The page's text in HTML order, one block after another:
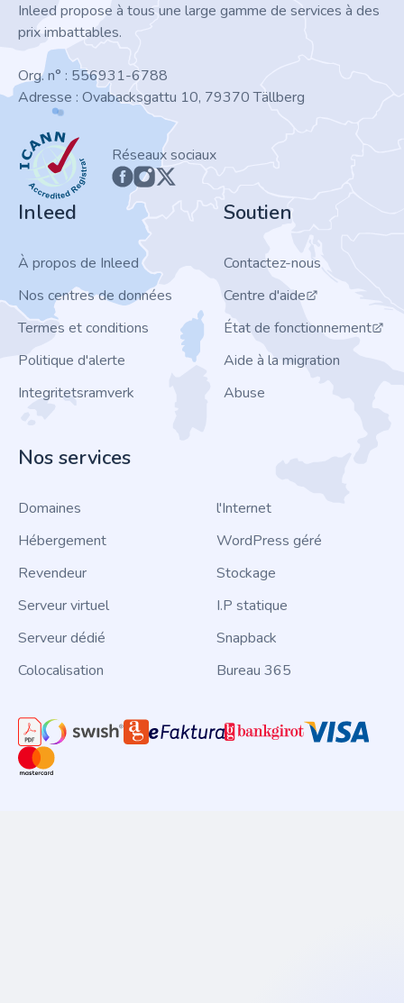
Inleed propose à tous une large gamme de services à des
prix imbattables.
Org. n° : 556931-6788
Adresse : Ovabacksgattu 10, 79370 Tällberg
ICANN
Réseaux sociaux
Inleed
À propos de Inleed
Nos centres de données
Termes et conditions
Politique d'alerte
Integritetsramverk
Soutien
Contactez-nous
Centre d'aide
État de fonctionnement
Aide à la migration
Abuse
Nos services
Domaines
Hébergement
Revendeur
Serveur virtuel
Serveur dédié
Colocalisation
l'Internet
WordPress géré
Stockage
I.P statique
Snapback
Bureau 365